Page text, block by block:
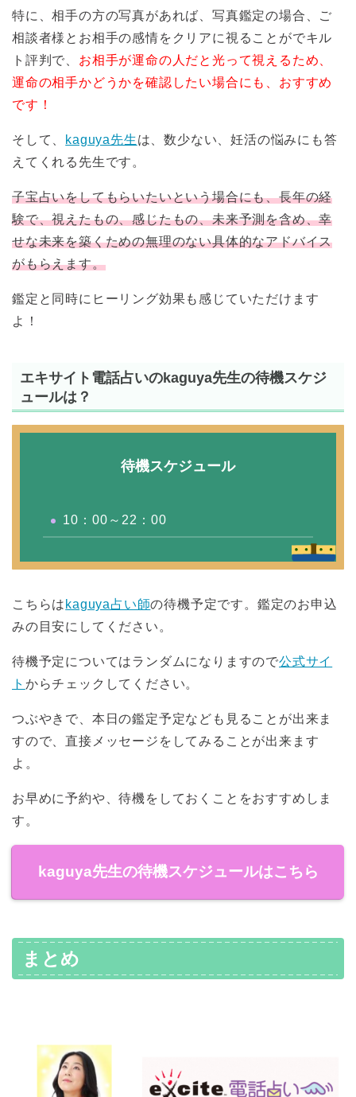
特に、相手の方の写真があれば、写真鑑定の場合、ご
相談者様とお相手の感情をクリアに視ることがでキル
ト評判で、 お相手が運命の人だと光って視えるため、
運命の相手かどうかを確認したい場合にも、おすすめ
です！
そして、 kaguya先生は、数少ない、妊活の悩みにも答
えてくれる先生です。
子宝占いをしてもらいたいという場合にも、長年の経
験で、視えたもの、感じたもの、未来予測を含め、幸
せな未来を築くための無理のない具体的なアドバイス
がもらえます。
鑑定と同時にヒーリング効果も感じていただけます
よ！
エキサイト電話占いのkaguya先生の待機スケジ
ュールは？
待機スケジュール
10：00～22：00
こちらは kaguya占い師の待機予定です。鑑定のお申込
みの目安にしてください。
待機予定についてはランダムになりますので公式サイ
ト からチェックしてください。
つぶやきで、本日の鑑定予定なども見ることが出来ま
すので、直接メッセージをしてみることが出来ます
よ。
お早めに予約や、待機をしておくことをおすすめしま
す。
kaguya先生の待機スケジュールはこちら
まとめ